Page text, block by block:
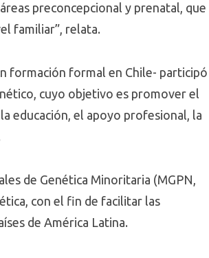
preconcepcional y prenatal, que
familiar”, relata.
formación formal en Chile- participó
cuyo objetivo es promover el
educación, el apoyo profesional, la
de Genética Minoritaria (MGPN,
con el fin de facilitar las
de América Latina.